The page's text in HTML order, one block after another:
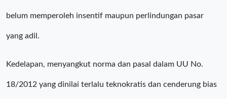
belum memperoleh insentif maupun perlindungan pasar
yang adil.
Kedelapan, menyangkut norma dan pasal dalam UU No.
18/2012 yang dinilai terlalu teknokratis dan cenderung bias